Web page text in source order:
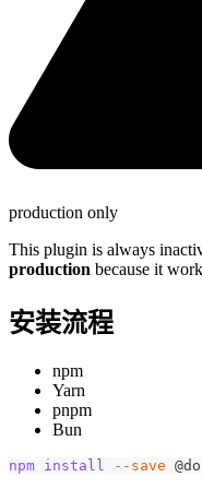
production only
This plugin is always
production because it
安装流程
npm
Yarn
pnpm
Bun
npm install --save